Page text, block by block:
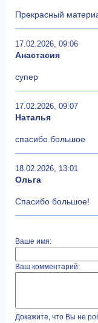
Прекрасный
17.02.2026, 09:06
Анастасия
супер
17.02.2026, 09:07
Наталья
спасибо большое
18.02.2026, 13:01
Ольга
Спасибо большое!
Ваше имя:
Ваш комментарий:
Докажите, что Вы не